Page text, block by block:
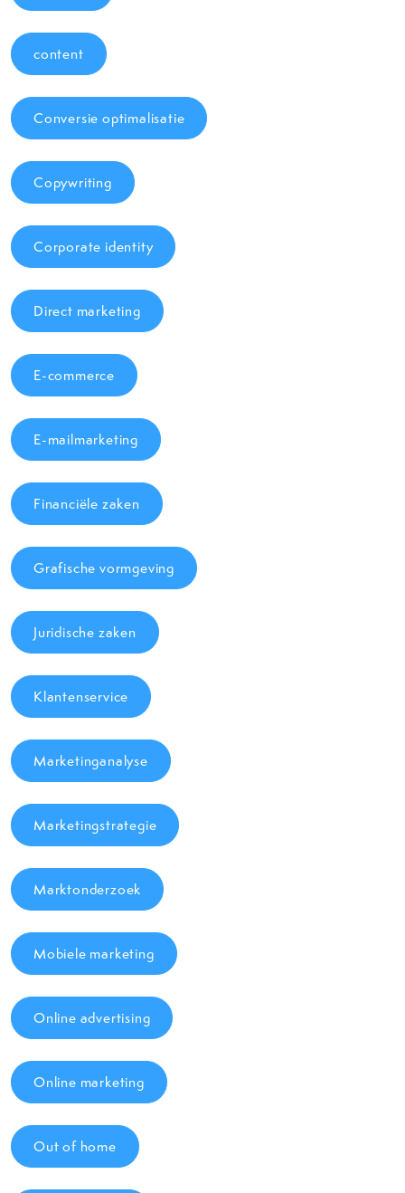
content
Conversie optimalisatie
Copywriting
Corporate identity
Direct marketing
E-commerce
E-mailmarketing
Financiële zaken
Grafische vormgeving
Juridische zaken
Klantenservice
Marketinganalyse
Marketingstrategie
Marktonderzoek
Mobiele marketing
Online advertising
Online marketing
Out of home